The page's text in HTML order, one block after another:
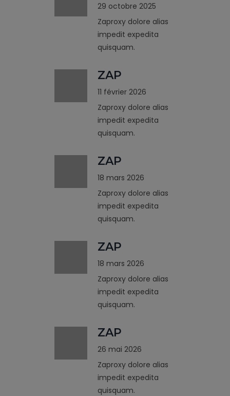
29 octobre 2025
Zaproxy dolore alias
impedit expedita
quisquam.
ZAP
11 février 2026
Zaproxy dolore alias
impedit expedita
quisquam.
ZAP
18 mars 2026
Zaproxy dolore alias
impedit expedita
quisquam.
ZAP
18 mars 2026
Zaproxy dolore alias
impedit expedita
quisquam.
ZAP
26 mai 2026
Zaproxy dolore alias
impedit expedita
quisquam.